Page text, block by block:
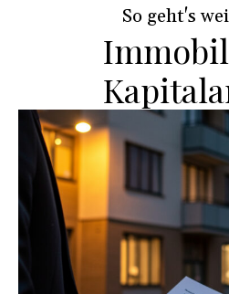
So geht's